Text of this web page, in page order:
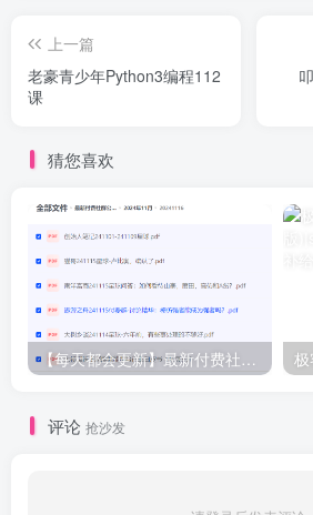
上一篇
老豪青少年Python3编程112
课
猜您喜欢
【每天都会更新】最新付费社群公众号文章
评论 抢沙发